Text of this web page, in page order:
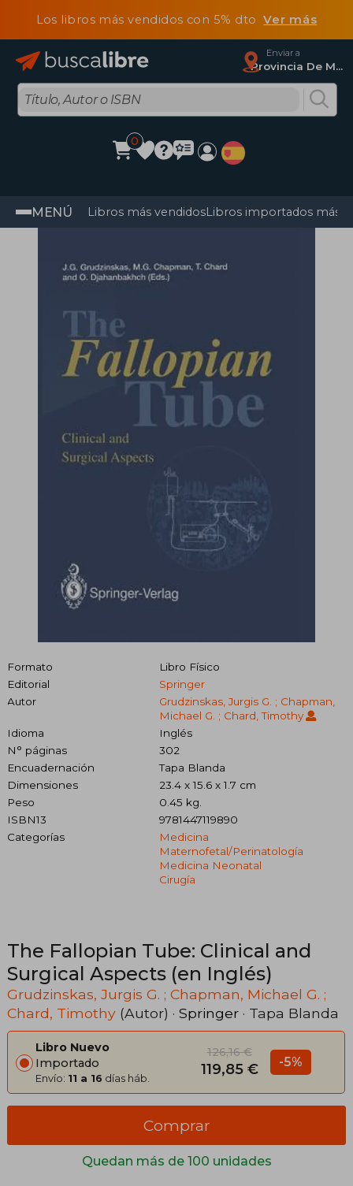
Los libros más vendidos con 5% dtoVer más
Enviar a
Provincia De Madrid
0
MENÚ Libros más vendidosLibros importados más
Formato
Libro Físico
Editorial
Springer
Autor
Grudzinskas, Jurgis G. ; Chapman,
Michael G. ; Chard, Timothy
Idioma
Inglés
N° páginas
302
Encuadernación
Tapa Blanda
Dimensiones
23.4 x 15.6 x 1.7 cm
Peso
0.45 kg.
ISBN13
9781447119890
Categorías
Medicina
Maternofetal/perinatología
Medicina Neonatal
Cirugía
The Fallopian Tube: Clinical and
Surgical Aspects (en Inglés)
Grudzinskas, Jurgis G. ; Chapman, Michael G. ;
Chard, Timothy (Autor) · Springer · Tapa Blanda
Libro Nuevo
Importado
Envío: 11 a 16 días háb.
126,16 €
119,85 € -5%
Quedan más de 100 unidades
Comprar